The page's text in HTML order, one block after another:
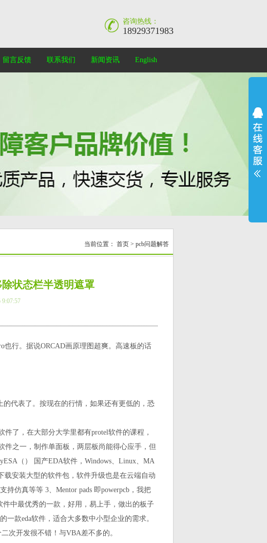
咨询热线：
18929371983
留言反馈 联系我们 新闻资讯 English
当前位置： 首页 > pcb问题解答
状态栏半透明遮罩
9:07:57
也行。据说ORCAD画原理图超爽。高速板的话
代表了。按现在的行情，如果还有更低的，恐
件了，在大部分大学里都有protel软件的课程，
件之一，制作单面板，两层板尚能得心应手，但
（） 国产EDA软件，Windows、Linux、MA
安装大型的软件包，软件升级也是在云端自动
仿真等等 3、Mentor pads 即powerpcb，我把
中最优秀的一款，好用，易上手，做出的板子
一款eda软件，适合大多数中小型企业的需求。
次开发很不错！与VBA差不多的。